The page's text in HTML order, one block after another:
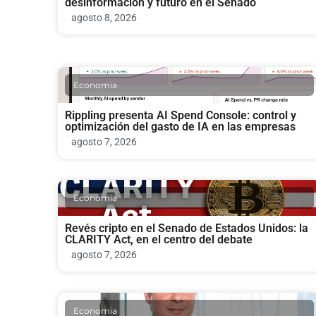
desinformación y futuro en el Senado
agosto 8, 2026
Economia
Rippling presenta AI Spend Console: control y
optimización del gasto de IA en las empresas
agosto 7, 2026
Economia
Revés cripto en el Senado de Estados Unidos: la
CLARITY Act, en el centro del debate
agosto 7, 2026
Economia